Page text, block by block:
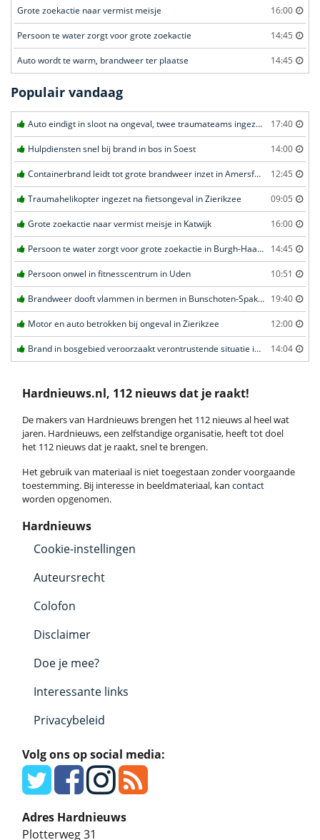
Grote zoekactie naar vermist meisje 16:00
Persoon te water zorgt voor grote zoekactie 14:45
Auto wordt te warm, brandweer ter plaatse 14:45
Populair vandaag
Auto eindigt in sloot na ongeval, twee traumateams ingezet in Uden 17:40
Hulpdiensten snel bij brand in bos in Soest 14:00
Containerbrand leidt tot grote brandweer inzet in Amersfoort 12:45
Traumahelikopter ingezet na fietsongeval in Zierikzee 09:05
Grote zoekactie naar vermist meisje in Katwijk 16:00
Persoon te water zorgt voor grote zoekactie in Burgh-Haamstede 14:45
Persoon onwel in fitnesscentrum in Uden 10:51
Brandweer dooft vlammen in bermen in Bunschoten-Spakenburg 19:40
Motor en auto betrokken bij ongeval in Zierikzee 12:00
Brand in bosgebied veroorzaakt verontrustende situatie in Schaijk 14:04
Hardnieuws.nl, 112 nieuws dat je raakt!
De makers van Hardnieuws brengen het 112 nieuws al heel wat
jaren. Hardnieuws, een zelfstandige organisatie, heeft tot doel
het 112 nieuws dat je raakt, snel te brengen.
Het gebruik van materiaal is niet toegestaan zonder voorgaande
toestemming. Bij interesse in beeldmateriaal, kan contact
worden opgenomen.
Hardnieuws
Cookie-instellingen
Auteursrecht
Colofon
Disclaimer
Doe je mee?
Interessante links
Privacybeleid
Volg ons op social media:
Adres Hardnieuws
Plotterweg 31